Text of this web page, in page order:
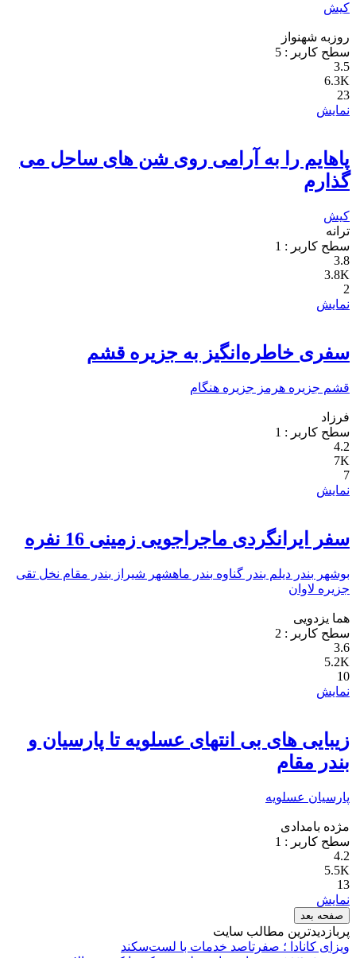
کیش
روزبه شهنواز
سطح کاربر : 5
3.5
6.3K
23
نمایش
پاهایم را به آرامی روی شن های ساحل می
گذارم
کیش
ترانه
سطح کاربر : 1
3.8
3.8K
2
نمایش
سفری خاطره‌انگیز به جزیره قشم
قشم جزیره هرمز جزیره هنگام
فرزاد
سطح کاربر : 1
4.2
7K
7
نمایش
سفر ایرانگردی ماجراجویی زمینی 16 نفره
بوشهر بندر دیلم بندر گناوه بندر ماهشهر شیراز بندر مقام نخل تقی
جزیره لاوان
هما یزدویی
سطح کاربر : 2
3.6
5.2K
10
نمایش
زیبایی های بی انتهای عسلویه تا پارسیان و
بندر مقام
پارسیان عسلویه
مژده بامدادی
سطح کاربر : 1
4.2
5.5K
13
نمایش
صفحه بعد
پربازدیدترین مطالب سایت
ویزای کانادا ؛ صفرتاصد خدمات با لست‌سکند